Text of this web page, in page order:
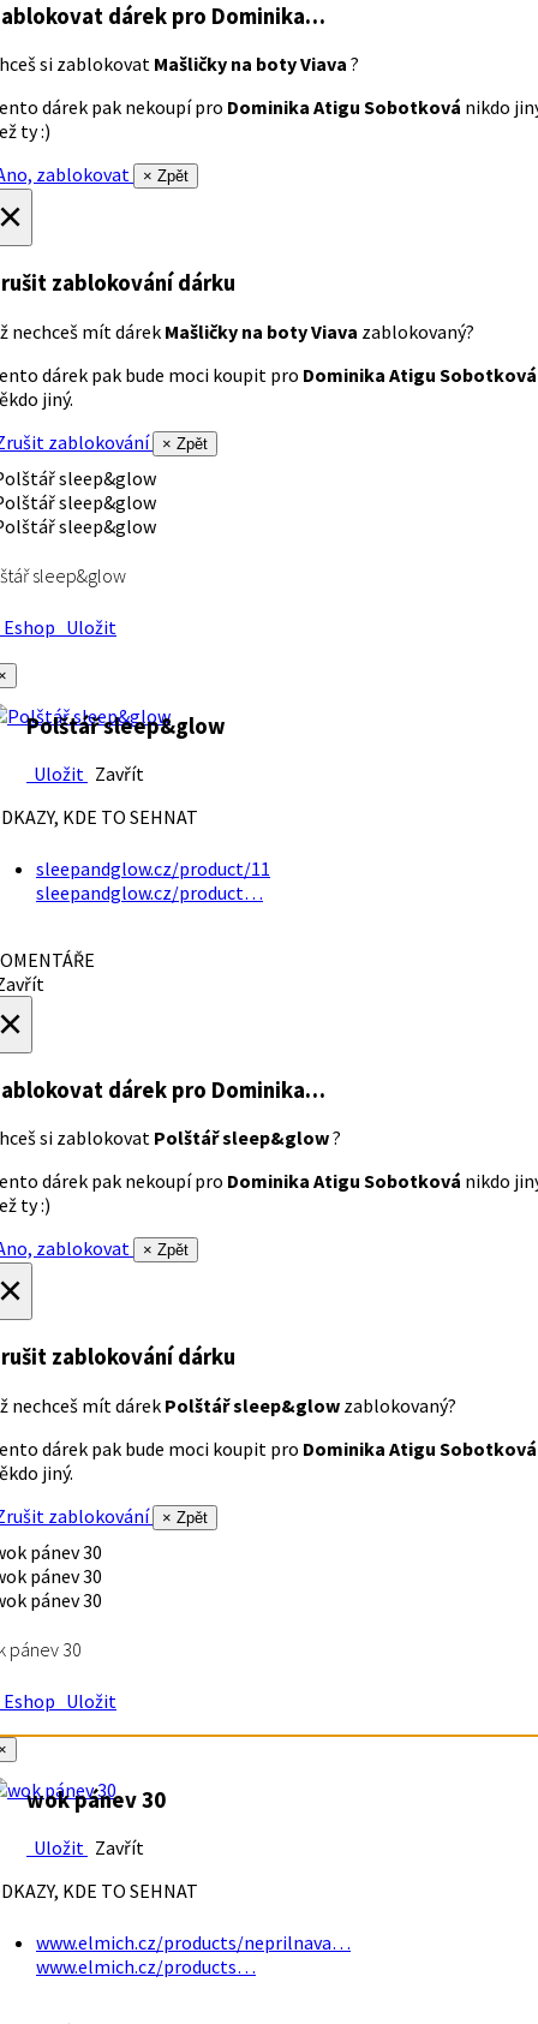
dárek pro Dominika…
si zablokovat Mašličky na boty Viava ?
dárek pak nekoupí pro Dominika Atigu Sobotková nikdo
ty :)
zablokovat
× Zpět
zablokování dárku
nechceš mít dárek Mašličky na boty Viava zablokovaný?
dárek pak bude moci koupit pro Dominika Atigu Sobotková
jiný.
zablokování
× Zpět
sleep&glow
Uložit
Polštář sleep&glow
Uložit Zavřít
KDE TO SEHNAT
sleepandglow.cz/product/11
sleepandglow.cz/product…
dárek pro Dominika…
si zablokovat Polštář sleep&glow?
dárek pak nekoupí pro Dominika Atigu Sobotková nikdo
ty :)
zablokovat
× Zpět
zablokování dárku
nechceš mít dárek Polštář sleep&glow zablokovaný?
dárek pak bude moci koupit pro Dominika Atigu Sobotková
jiný.
zablokování
× Zpět
pánev 30
Uložit
wok pánev 30
Uložit Zavřít
KDE TO SEHNAT
www.elmich.cz/products/neprilnava…
www.elmich.cz/products…